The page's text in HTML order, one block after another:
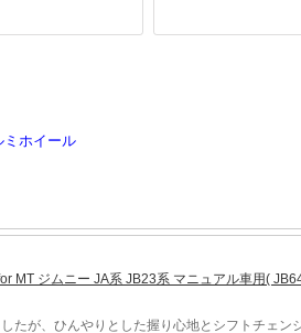
ホイール